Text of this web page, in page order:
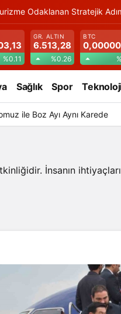
Odaklanan Stratejik
%0.11
GR. ALTIN
6.513,28
%0.26
BTC
Sağlık Spor
ile Boz Ayı Aynı Karede
İnsanın